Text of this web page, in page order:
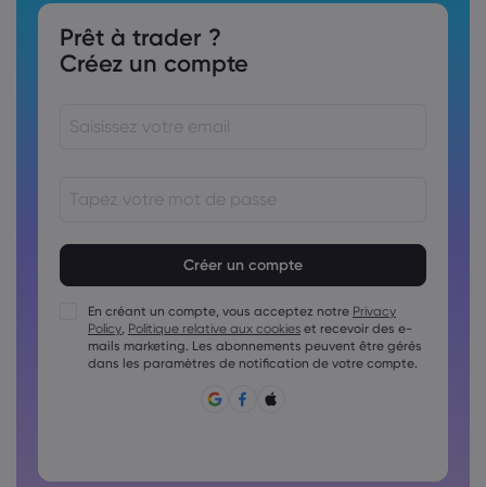
Prêt à trader ?
Créez un compte
15&nbsp;caractères
Le mot de passe doit contenir au moins 1 caractère
numérique
Le mot de passe doit contenir au moins 1 lettre majuscule.
Le mot de passe doit contenir au moins 1 lettre minuscule
En créant un compte, vous acceptez notre Privacy
Policy, Politique relative aux cookies et recevoir des e-
mails marketing. Les abonnements peuvent être gérés
dans les paramètres de notification de votre compte.